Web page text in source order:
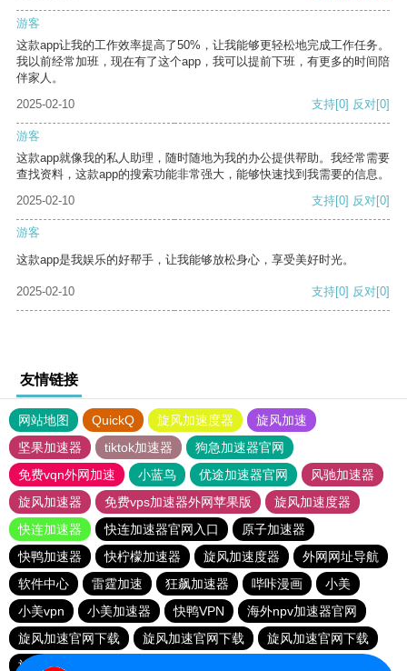
游客
这款app让我的工作效率提高了50%，让我能够更轻松地完成工作任务。
我以前经常加班，现在有了这个app，我可以提前下班，有更多的时间陪
伴家人。
2025-02-10
支持[0] 反对[0]
游客
这款app就像我的私人助理，随时随地为我的办公提供帮助。我经常需要
查找资料，这款app的搜索功能非常强大，能够快速找到我需要的信息。
2025-02-10
支持[0] 反对[0]
游客
这款app是我娱乐的好帮手，让我能够放松身心，享受美好时光。
2025-02-10 支持[0] 反对[0]
友情链接
网站地图 QuickQ 旋风加速度器
旋风加速
坚果加速器
tiktok加速器
狗急加速器官网
免费vqn外网加速
小蓝鸟 优途加速器官网
风驰加速器
旋风加速器
免费vps加速器外网苹果版
旋风加速度器
快连加速器
快连加速器官网入口
原子加速器
快鸭加速器
快柠檬加速器 旋风加速度器
外网网址导航
软件中心
雷霆加速 狂飙加速器 哔咔漫画
小美
小美vpn
小美加速器 快鸭VPN
海外npv加速器官网
旋风加速官网下载
旋风加速官网下载
旋风加速官网下载
旋风加速官网下载